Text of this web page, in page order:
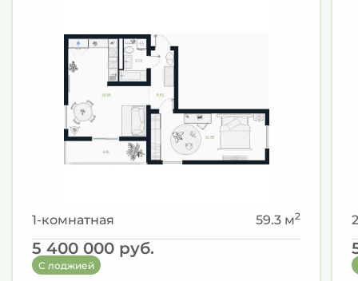
1-комнатная 59.3 м2
5 400 000 руб.
С лоджией